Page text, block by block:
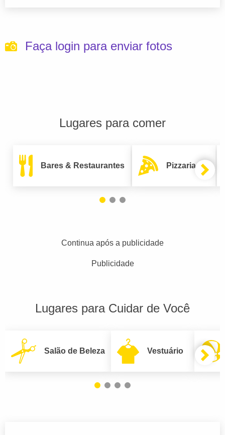
Faça login para enviar fotos
Lugares para comer
Bares & Restaurantes Pizzarias
Continua após a publicidade
Publicidade
Lugares para Cuidar de Você
Salão de Beleza Vestuário